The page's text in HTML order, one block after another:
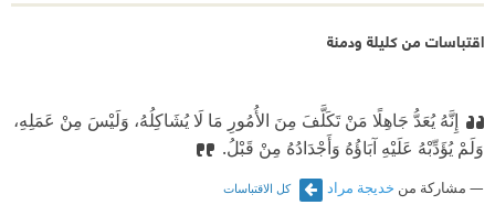
اقتباسات من كليلة ودمنة
إِنَّهُ يُعَدُّ جَاهِلًا مَنْ تَكَلَّفَ مِنَ الأُمُورِ مَا لَا يُشَاكِلُهُ، وَلَيْسَ مِنْ عَمَلِهِ،
وَلَمْ يُؤَدِّبْهُ عَلَيْهِ آبَاؤُهُ وَأَجْدَادُهُ مِنْ قَبْلُ.
مشاركة من خديجة مراد كل الاقتباسات